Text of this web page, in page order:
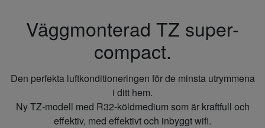
Väggmonterad TZ super-
compact.
Den perfekta luftkonditioneringen för de minsta utrymmena
i ditt hem.
Ny TZ-modell med R32-köldmedium som är kraftfull och
effektiv, med effektivt och inbyggt wifi.